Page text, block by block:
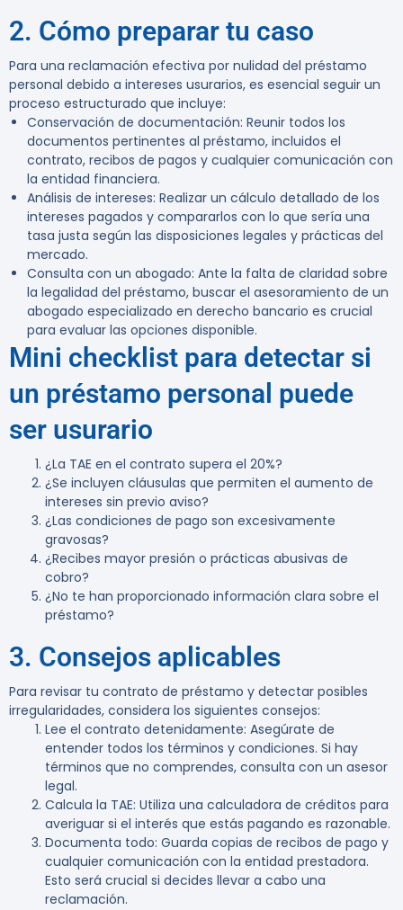
2. Cómo preparar tu caso
Para una reclamación efectiva por nulidad del préstamo
personal debido a intereses usurarios, es esencial seguir un
proceso estructurado que incluye:
Conservación de documentación: Reunir todos los
documentos pertinentes al préstamo, incluidos el
contrato, recibos de pagos y cualquier comunicación con
la entidad financiera.
Análisis de intereses: Realizar un cálculo detallado de los
intereses pagados y compararlos con lo que sería una
tasa justa según las disposiciones legales y prácticas del
mercado.
Consulta con un abogado: Ante la falta de claridad sobre
la legalidad del préstamo, buscar el asesoramiento de un
abogado especializado en derecho bancario es crucial
para evaluar las opciones disponible.
Mini checklist para detectar si
un préstamo personal puede
ser usurario
¿La TAE en el contrato supera el 20%?
¿Se incluyen cláusulas que permiten el aumento de
intereses sin previo aviso?
¿Las condiciones de pago son excesivamente
gravosas?
¿Recibes mayor presión o prácticas abusivas de
cobro?
¿No te han proporcionado información clara sobre el
préstamo?
3. Consejos aplicables
Para revisar tu contrato de préstamo y detectar posibles
irregularidades, considera los siguientes consejos:
Lee el contrato detenidamente: Asegúrate de
entender todos los términos y condiciones. Si hay
términos que no comprendes, consulta con un asesor
legal.
Calcula la TAE: Utiliza una calculadora de créditos para
averiguar si el interés que estás pagando es razonable.
Documenta todo: Guarda copias de recibos de pago y
cualquier comunicación con la entidad prestadora.
Esto será crucial si decides llevar a cabo una
reclamación.